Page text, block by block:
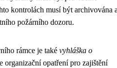
kontrolách musí být archivována
požárního dozoru.
rámce je také vyhláška o
organizační opatření pro zajištění